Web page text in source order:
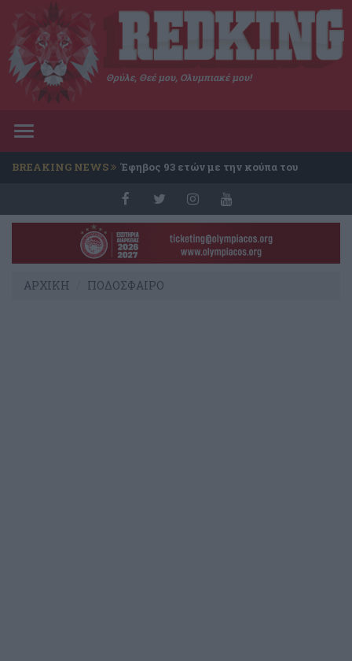
Θρύλε, Θεέ μου, Ολυμπιακέ μου!
Toggle
BREAKING NEWS Έφηβος 93 ετών με την κούπα του
ΑΡΧΙΚΗ ΠΟΔΟΣΦΑΙΡΟ